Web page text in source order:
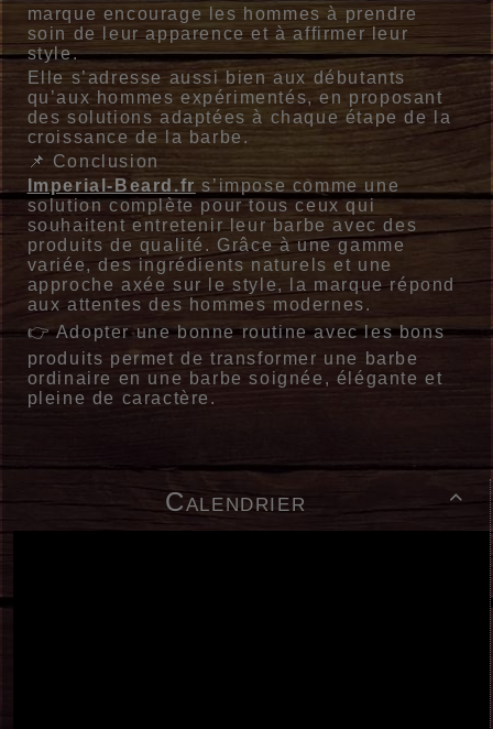

Calendrier
marque encourage les hommes à prendre
soin de leur apparence et à affirmer leur
style.
Elle s’adresse aussi bien aux débutants
qu’aux hommes expérimentés, en proposant
des solutions adaptées à chaque étape de la
croissance de la barbe.
📌 Conclusion
Imperial-Beard.fr s’impose comme une
solution complète pour tous ceux qui
souhaitent entretenir leur barbe avec des
produits de qualité. Grâce à une gamme
variée, des ingrédients naturels et une
approche axée sur le style, la marque répond
aux attentes des hommes modernes.
👉 Adopter une bonne routine avec les bons
produits permet de transformer une barbe
ordinaire en une barbe soignée, élégante et
pleine de caractère.